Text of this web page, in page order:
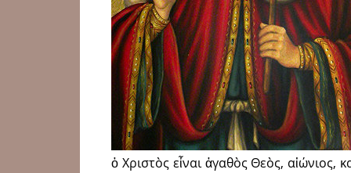
ὁ Χριστὸς εἶναι ἀγαθὸς Θεὸς, αἰώνιος,